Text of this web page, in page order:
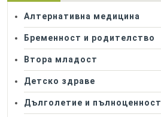
Алтернативна медицина
Бременност и родителство
Втора младост
Детско здраве
Дълголетие и пълноценност